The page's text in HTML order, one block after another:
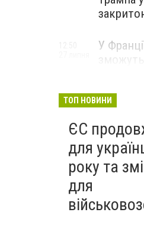
У
ТОП НОВИНИ
ЄС
для
року та
для